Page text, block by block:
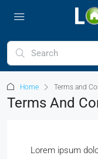
Home Terms and
Terms And
Lorem ipsum